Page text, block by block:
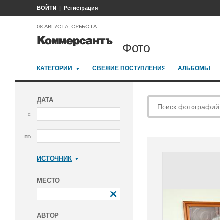
ВОЙТИ Регистрация
08 АВГУСТА, СУББОТА
Фото
КАТЕГОРИИ СВЕЖИЕ ПОСТУПЛЕНИЯ АЛЬБОМЫ
ДАТА
с
по
ИСТОЧНИК
МЕСТО
АВТОР